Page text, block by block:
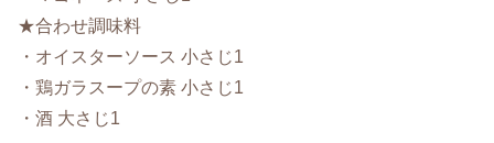
★合わせ調味料
・オイスターソース 小さじ1
・鶏ガラスープの素 小さじ1
・酒 大さじ1